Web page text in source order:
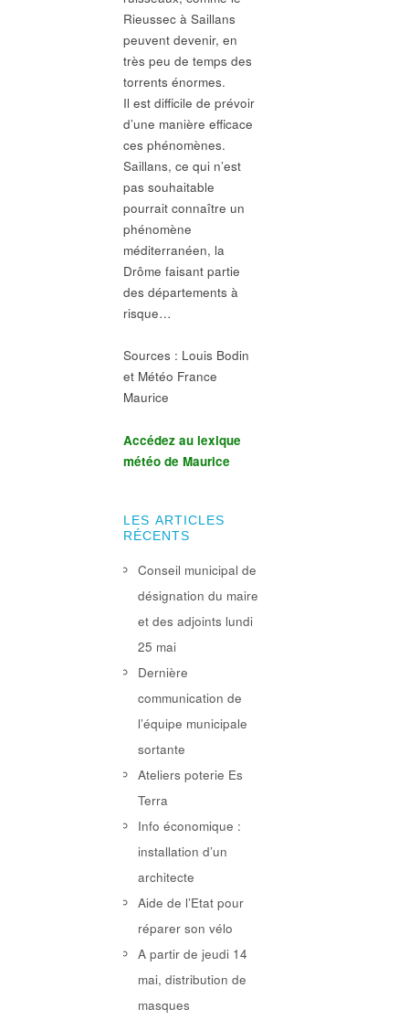
Rieussec à Saillans
peuvent devenir, en
très peu de temps des
torrents énormes.
Il est difficile de prévoir
d’une manière efficace
ces phénomènes.
Saillans, ce qui n’est
pas souhaitable
pourrait connaître un
phénomène
méditerranéen, la
Drôme faisant partie
des départements à
risque…
Sources : Louis Bodin
et Météo France
Maurice
Accédez au lexique
météo de Maurice
LES ARTICLES
RÉCENTS
Conseil municipal de
désignation du maire
et des adjoints lundi
25 mai
Dernière
communication de
l’équipe municipale
sortante
Ateliers poterie Es
Terra
Info économique :
installation d’un
architecte
Aide de l’Etat pour
réparer son vélo
A partir de jeudi 14
mai, distribution de
masques